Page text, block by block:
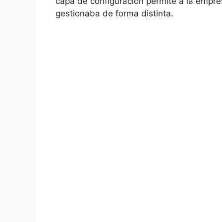
gestionaba de forma distinta.